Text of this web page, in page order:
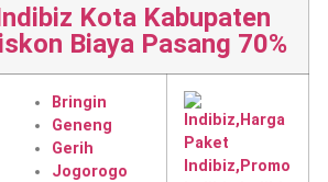
Kota Kabupaten
Biaya Pasang 70%
Bringin
Geneng
Gerih
Jogorogo